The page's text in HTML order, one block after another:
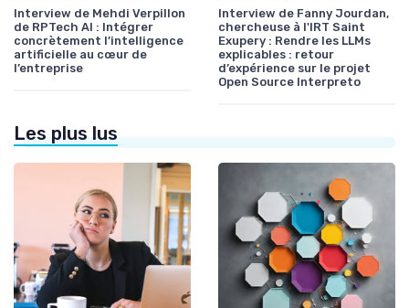
Interview de Mehdi Verpillon
de RPTech AI : Intégrer
concrètement l’intelligence
artificielle au cœur de
l’entreprise
Interview de Fanny Jourdan,
chercheuse à l'IRT Saint
Exupery : Rendre les LLMs
explicables : retour
d’expérience sur le projet
Open Source Interpreto
Les plus lus